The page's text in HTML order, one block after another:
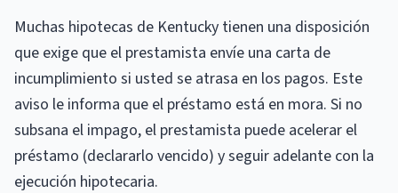
Muchas hipotecas de Kentucky tienen una disposición
que exige que el prestamista envíe una carta de
incumplimiento si usted se atrasa en los pagos. Este
aviso le informa que el préstamo está en mora. Si no
subsana el impago, el prestamista puede acelerar el
préstamo (declararlo vencido) y seguir adelante con la
ejecución hipotecaria.